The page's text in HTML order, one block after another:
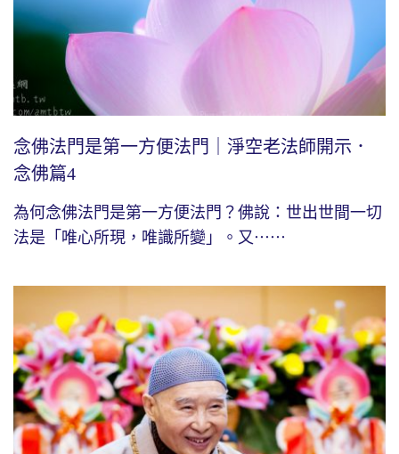
念佛法門是第一方便法門｜淨空老法師開示．
念佛篇4
為何念佛法門是第一方便法門？佛說：世出世間一切
法是「唯心所現，唯識所變」。又⋯⋯